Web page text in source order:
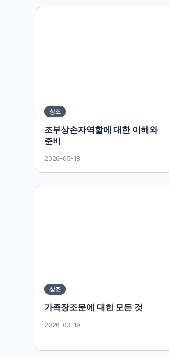
상조
조부상손자역할에 대한 이해와
준비
2026-05-18
상조
가족장조문에 대한 모든 것
2026-03-19